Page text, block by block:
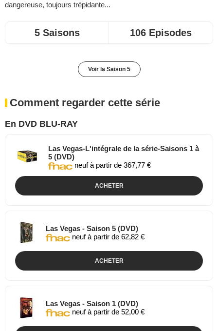
dangereuse, toujours trépidante...
5 Saisons 106 Episodes
Voir la Saison 5
Comment regarder cette série
En DVD BLU-RAY
Las Vegas-L'intégrale de la série-Saisons 1 à
5 (DVD)
neuf à partir de 367,77 €
ACHETER
Las Vegas - Saison 5 (DVD)
neuf à partir de 62,82 €
ACHETER
Las Vegas - Saison 1 (DVD)
neuf à partir de 52,00 €